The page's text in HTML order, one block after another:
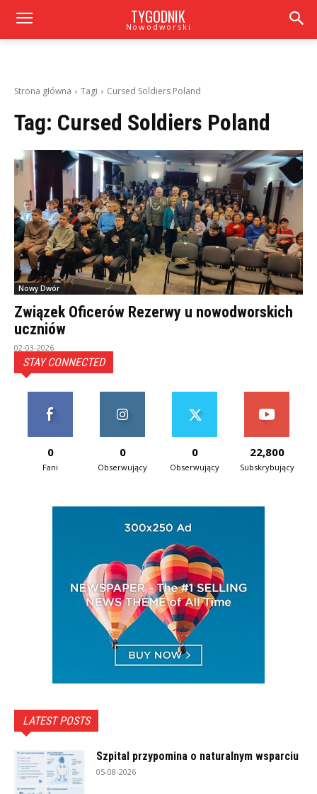
TYGODNIK
Nowodworski
Strona główna Tagi Cursed Soldiers Poland
Tag: Cursed Soldiers Poland
Nowy Dwór
Związek Oficerów Rezerwy u nowodworskich
uczniów
02-03-2026
STAY CONNECTED
0
Fani
0
Obserwujący
0
Obserwujący
22,800
Subskrybujący
LATEST POSTS
Szpital przypomina o naturalnym wsparciu
05-08-2026